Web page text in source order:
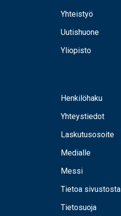
Yhteistyö
Uutishuone
Yliopisto
Henkilöhaku
Yhteystiedot
Laskutusosoite
Medialle
Messi
Tietoa sivustosta
Tietosuoja